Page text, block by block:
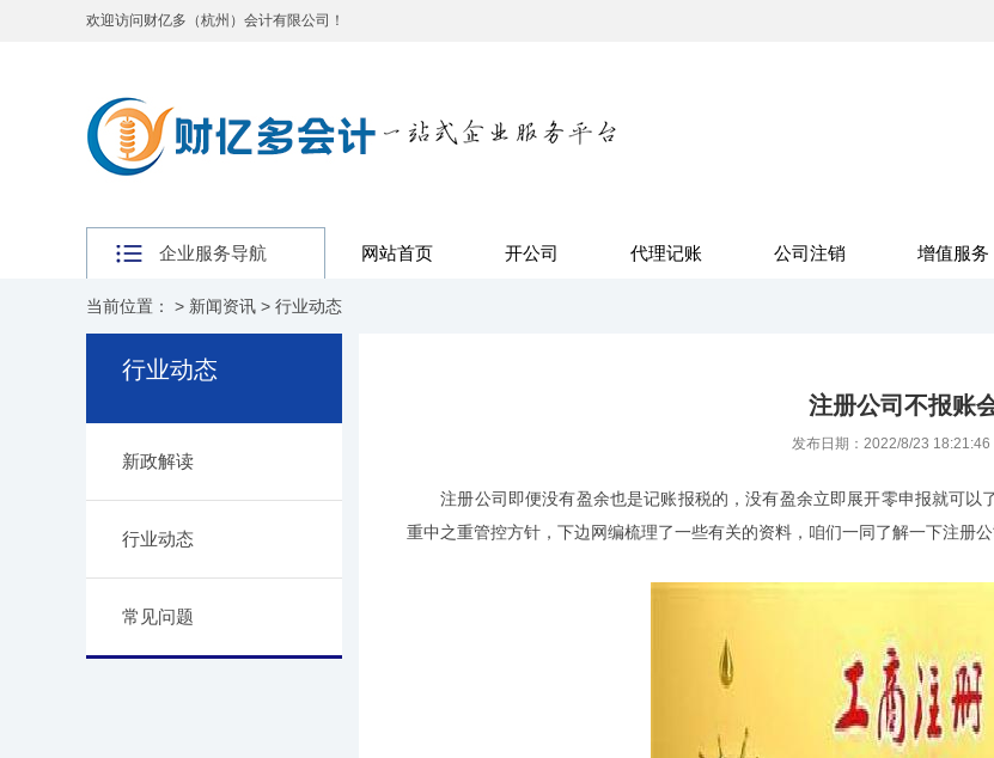
欢迎访问财亿多（杭州）会计有限公司！
企业服务导航 网站首页 开公司 代理记账 公司注销 增值服务
当前位置： > 新闻资讯 > 行业动态
行业动态
新政解读
行业动态
常见问题
注册公司不报账
发布日期：2022/8/23
注册公司即便没有盈余也是记账报税的，没有盈余立即展开零申报就可以
重中之重管控方针，下边网编梳理了一些有关的资料，咱们一同了解一下注册公